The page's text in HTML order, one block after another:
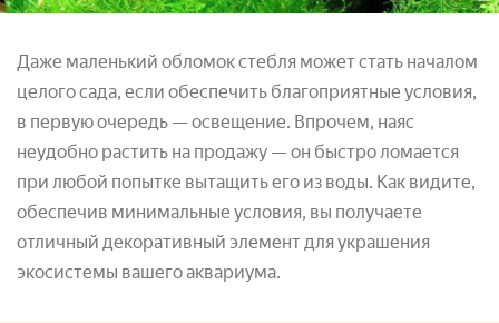
Даже маленький обломок стебля может стать началом
целого сада, если обеспечить благоприятные условия,
в первую очередь — освещение. Впрочем, наяс
неудобно растить на продажу — он быстро ломается
при любой попытке вытащить его из воды. Как видите,
обеспечив минимальные условия, вы получаете
отличный декоративный элемент для украшения
экосистемы вашего аквариума.